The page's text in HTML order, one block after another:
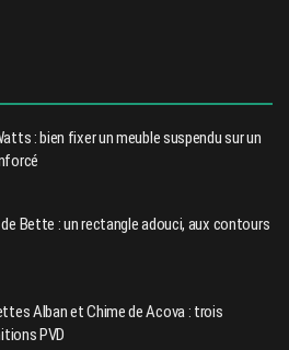
: bien fixer un meuble suspendu sur un
Bette : un rectangle adouci, aux contours
Alban et Chime de Acova : trois
PVD